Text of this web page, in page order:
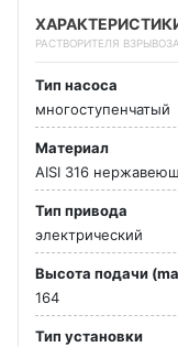
РАСТВОРИТЕЛЯ
Тип насоса
многоступенчатый
Материал
AISI 316
Тип привода
электрический
Высота подачи
164
Тип установки